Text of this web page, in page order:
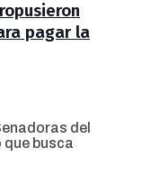
pagar la
del
que busca